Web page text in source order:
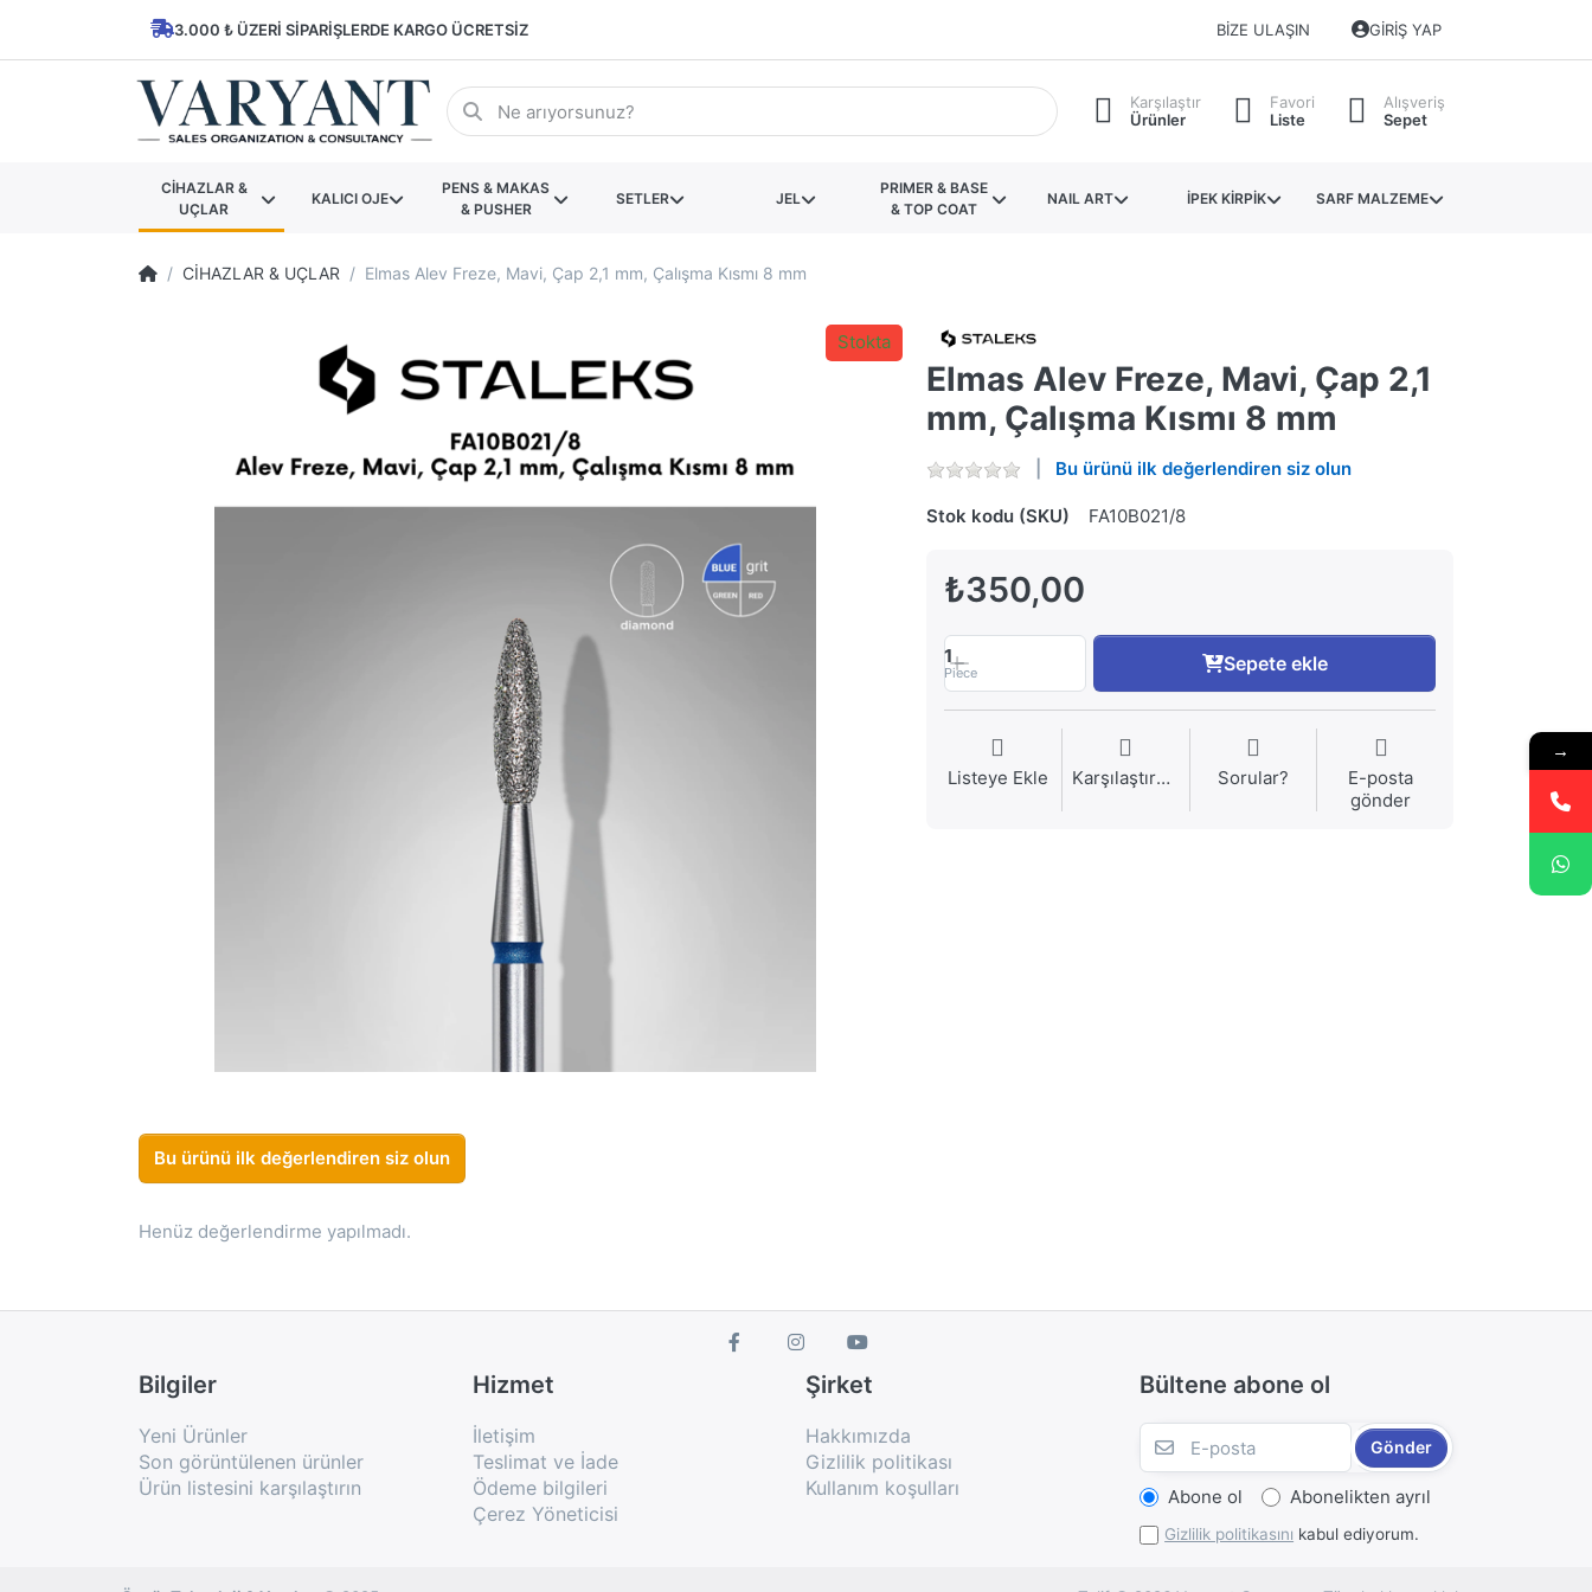
3.000 ₺ ÜZERI SIPARIŞLERDE KARGO ÜCRETSIZ BIZE ULAŞIN GIRIŞ YAP
Karşılaştır
Ürünler
Favori
Liste
Alışveriş
Sepet
CİHAZLAR &
UÇLAR
KALICI OJE
PENS & MAKAS
& PUSHER
SETLER JEL
PRIMER & BASE
& TOP COAT
NAIL ART İPEK KİRPİK SARF MALZEME
CİHAZLAR & UÇLAR Elmas Alev Freze, Mavi, Çap 2,1 mm, Çalışma Kısmı 8 mm
Elmas Alev Freze, Mavi, Çap 2,1
mm, Çalışma Kısmı 8 mm
Bu ürünü ilk değerlendiren siz olun
Stok kodu (SKU) FA10B021/8
₺350,00
Stokta
1
Piece Sepete ekle
Listeye Ekle Karşılaştırma Sorular?
E-posta
gönder
Bu ürünü ilk değerlendiren siz olun
Henüz değerlendirme yapılmadı.
Bilgiler
Yeni Ürünler
Son görüntülenen ürünler
Ürün listesini karşılaştırın
Hizmet
İletişim
Teslimat ve İade
Ödeme bilgileri
Çerez Yöneticisi
Şirket
Hakkımızda
Gizlilik politikası
Kullanım koşulları
Bültene abone ol
Gönder
Abone ol Abonelikten ayrıl
Gizlilik politikasını kabul ediyorum.
→